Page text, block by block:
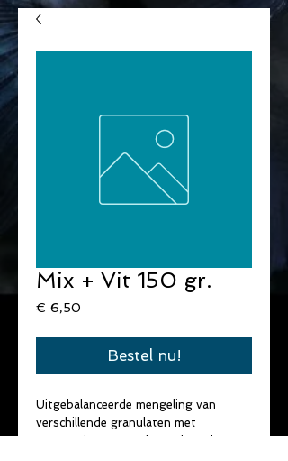
Mix + Vit 150 gr.
€ 6,50
Bestel nu!
Uitgebalanceerde mengeling van
verschillende granulaten met